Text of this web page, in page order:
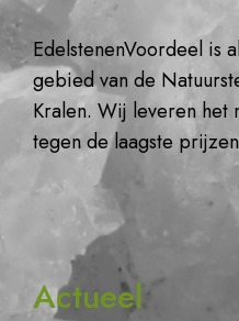
EdelstenenVoordeel is
gebied van de
Kralen. Wij leveren het
tegen de laagste
Actueel